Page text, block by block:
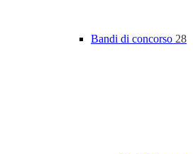
Bandi di concorso 28